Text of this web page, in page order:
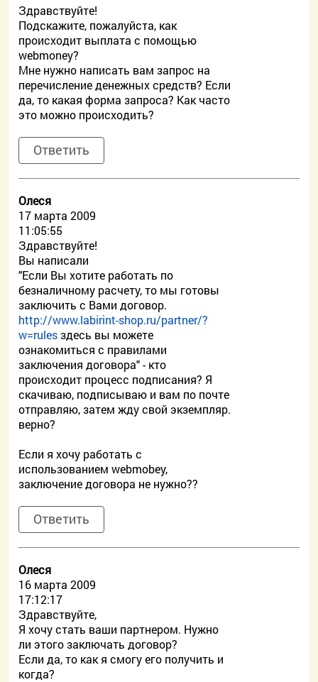
Здравствуйте!
Подскажите, пожалуйста, как
происходит выплата с помощью
webmoney?
Мне нужно написать вам запрос на
перечисление денежных средств? Если
да, то какая форма запроса? Как часто
это можно происходить?
Ответить
Олеся
17 марта 2009
11:05:55
Здравствуйте!
Вы написали
"Если Вы хотите работать по
безналичному расчету, то мы готовы
заключить с Вами договор.
http://www.labirint-shop.ru/partner/?
w=rulesздесь вы можете
ознакомиться с правилами
заключения договора" - кто
происходит процесс подписания? Я
скачиваю, подписываю и вам по почте
отправляю, затем жду свой экземпляр.
верно?
Если я хочу работать c
использованием webmobey,
заключение договора не нужно??
Ответить
Олеся
16 марта 2009
17:12:17
Здравствуйте,
Я хочу стать ваши партнером. Нужно
ли этого заключать договор?
Если да, то как я смогу его получить и
когда?